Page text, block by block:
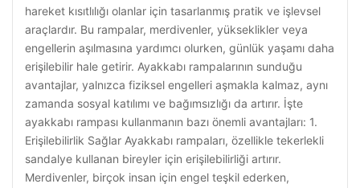
hareket kısıtlılığı olanlar için tasarlanmış pratik ve işlevsel
araçlardır. Bu rampalar, merdivenler, yükseklikler veya
engellerin aşılmasına yardımcı olurken, günlük yaşamı daha
erişilebilir hale getirir. Ayakkabı rampalarının sunduğu
avantajlar, yalnızca fiziksel engelleri aşmakla kalmaz, aynı
zamanda sosyal katılımı ve bağımsızlığı da artırır. İşte
ayakkabı rampası kullanmanın bazı önemli avantajları: 1.
Erişilebilirlik Sağlar Ayakkabı rampaları, özellikle tekerlekli
sandalye kullanan bireyler için erişilebilirliği artırır.
Merdivenler, birçok insan için engel teşkil ederken,